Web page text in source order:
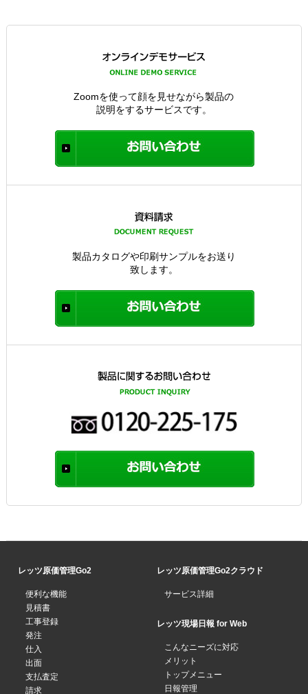
Zoomを使って顔を見せながら製品の
説明をするサービスです。
製品カタログや印刷サンプルをお送り
致します。
レッツ原価管理Go2
便利な機能
見積書
工事登録
発注
仕入
出面
支払査定
請求
レッツ原価管理Go2クラウド
サービス詳細
レッツ現場日報 for Web
こんなニーズに対応
メリット
トップメニュー
日報管理